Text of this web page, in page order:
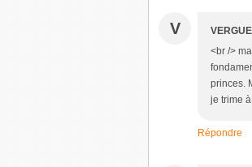
V
<br />
princes.
je trime
Répondre